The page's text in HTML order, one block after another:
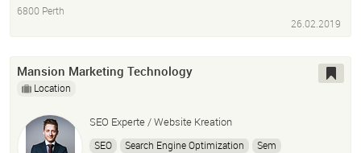
6800 Perth
26.02.2019
Mansion Marketing Technology
Location
SEO Experte / Website Kreation
SEO Search Engine Optimization
Sem